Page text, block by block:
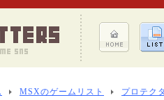
MSXのゲームリスト プロテク